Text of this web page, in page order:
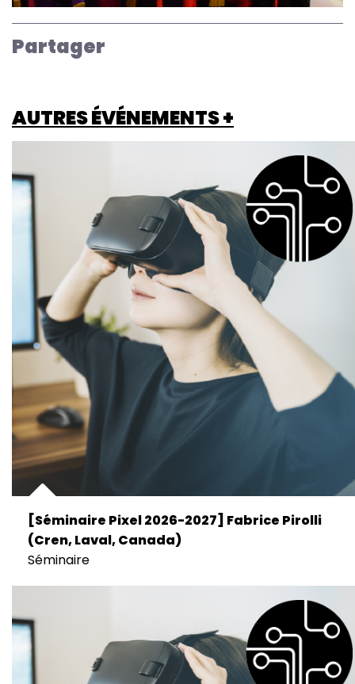
Partager
AUTRES ÉVÉNEMENTS +
[Séminaire Pixel 2026-2027] Fabrice Pirolli
(Cren, Laval, Canada)
Séminaire